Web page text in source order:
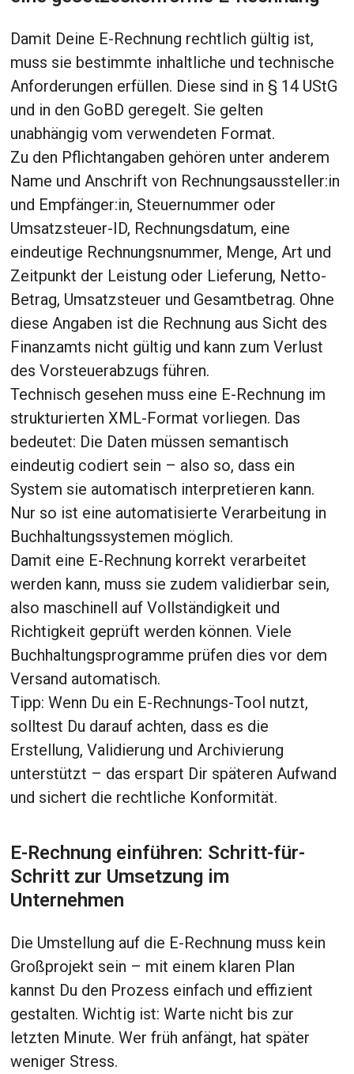
Damit Deine E-Rechnung rechtlich gültig ist,
muss sie bestimmte inhaltliche und technische
Anforderungen erfüllen. Diese sind in § 14 UStG
und in den GoBD geregelt. Sie gelten
unabhängig vom verwendeten Format.
Zu den Pflichtangaben gehören unter anderem
Name und Anschrift von Rechnungsaussteller:in
und Empfänger:in, Steuernummer oder
Umsatzsteuer-ID, Rechnungsdatum, eine
eindeutige Rechnungsnummer, Menge, Art und
Zeitpunkt der Leistung oder Lieferung, Netto-
Betrag, Umsatzsteuer und Gesamtbetrag. Ohne
diese Angaben ist die Rechnung aus Sicht des
Finanzamts nicht gültig und kann zum Verlust
des Vorsteuerabzugs führen.
Technisch gesehen muss eine E-Rechnung im
strukturierten XML-Format vorliegen. Das
bedeutet: Die Daten müssen semantisch
eindeutig codiert sein – also so, dass ein
System sie automatisch interpretieren kann.
Nur so ist eine automatisierte Verarbeitung in
Buchhaltungssystemen möglich.
Damit eine E-Rechnung korrekt verarbeitet
werden kann, muss sie zudem validierbar sein,
also maschinell auf Vollständigkeit und
Richtigkeit geprüft werden können. Viele
Buchhaltungsprogramme prüfen dies vor dem
Versand automatisch.
Tipp: Wenn Du ein E-Rechnungs-Tool nutzt,
solltest Du darauf achten, dass es die
Erstellung, Validierung und Archivierung
unterstützt – das erspart Dir späteren Aufwand
und sichert die rechtliche Konformität.
E-Rechnung einführen: Schritt-für-
Schritt zur Umsetzung im
Unternehmen
Die Umstellung auf die E-Rechnung muss kein
Großprojekt sein – mit einem klaren Plan
kannst Du den Prozess einfach und effizient
gestalten. Wichtig ist: Warte nicht bis zur
letzten Minute. Wer früh anfängt, hat später
weniger Stress.